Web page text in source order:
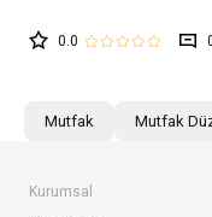
0.0
Mutfak Mutfak
Kurumsal